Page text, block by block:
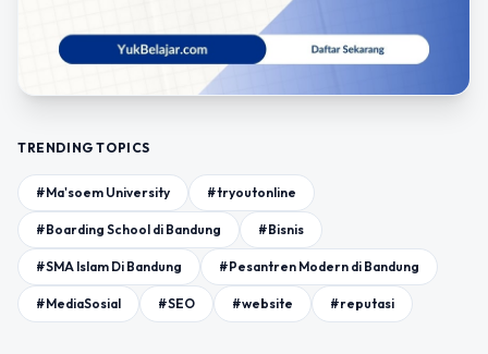
TRENDING TOPICS
#Ma'soem University #tryoutonline
#Boarding School di Bandung #Bisnis
#SMA Islam Di Bandung #Pesantren Modern di Bandung
#MediaSosial #SEO #website #reputasi